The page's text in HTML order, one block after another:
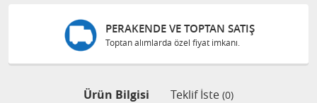
PERAKENDE VE TOPTAN SATIŞ
Toptan alımlarda özel fiyat imkanı.
Ürün Bilgisi Teklif İste (0)